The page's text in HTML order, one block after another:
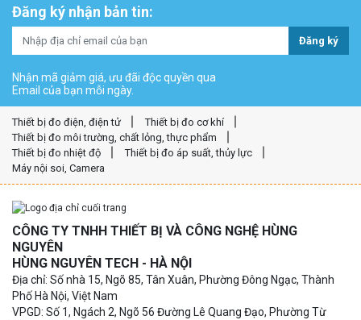
Đăng ký nhận bản tin:
Đăng ký
Nhận mã giảm giá, ưu đãi độc quyền qua
Email của bạn mỗi ngày.
Thiết bị đo điện, điện tử
Thiết bị đo cơ khí
Thiết bị đo môi trường, chất lỏng, thực phẩm
Thiết bị đo nhiệt độ
Thiết bị đo áp suất, thủy lực
Máy nội soi, Camera
CÔNG TY TNHH THIẾT BỊ VÀ CÔNG NGHỆ HÙNG
NGUYÊN
HÙNG NGUYÊN TECH - HÀ NỘI
Địa chỉ: Số nhà 15, Ngõ 85, Tân Xuân, Phường Đông Ngạc, Thành
Phố Hà Nội, Việt Nam
VPGD: Số 1, Ngách 2, Ngõ 56 Đường Lê Quang Đạo, Phường Từ